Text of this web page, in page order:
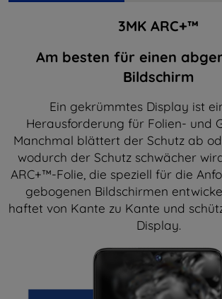
3MK ARC+™
Am besten für einen
Bildschirm
Ein gekrümmtes Display ist
Herausforderung für Folien- und
Manchmal blättert der Schutz ab
wodurch der Schutz schwächer
ARC+™-Folie, die speziell für die
gebogenen Bildschirmen
haftet von Kante zu Kante und
Display.